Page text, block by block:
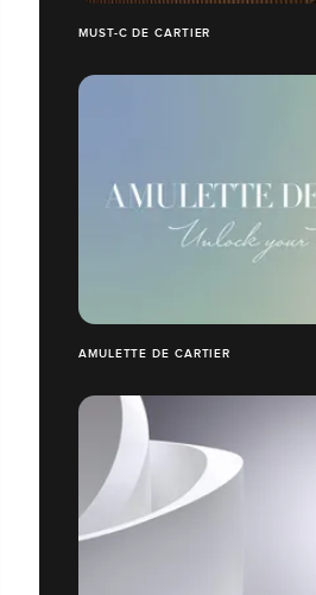
MUST-C DE CARTIER
AMULETTE DE CARTIER